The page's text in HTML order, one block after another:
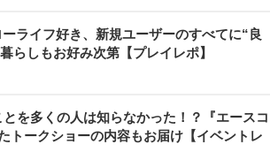
ライフ好き、新規ユーザーのすべてに“良
らしもお好み次第【プレイレポ】
を多くの人は知らなかった！？『エースコ
トークショーの内容もお届け【イベントレ